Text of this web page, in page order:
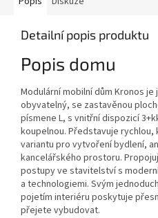
Detailní popis produktu
Popis domu
Modulární mobilní dům Kronos
obyvatelný, se zastavěnou
písmene L, s vnitřní dispozicí
koupelnou. Představuje
variantu pro vytvoření bydlení,
kancelářského prostoru.
postupy ve stavitelství s
a technologiemi. Svým
pojetím interiéru poskytuje
přejete vybudovat.